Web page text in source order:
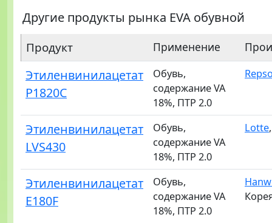
Другие продукты рынка EVA обувной
Продукт Применение
Этиленвинилацетат
P1820C
Обувь,
содержание VA
18%, ПТР 2.0
Этиленвинилацетат
LVS430
Обувь,
содержание VA
18%, ПТР 2.0
Lotte
Этиленвинилацетат
E180F
Обувь,
содержание VA
18%, ПТР 2.0